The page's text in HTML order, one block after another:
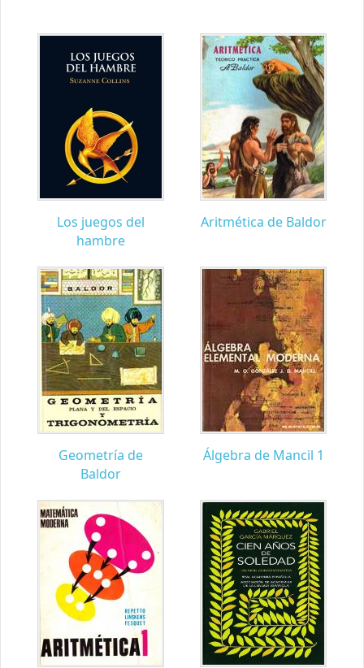
Los juegos del
hambre
Aritmética de Baldor
Geometría de
Baldor
Álgebra de Mancil 1